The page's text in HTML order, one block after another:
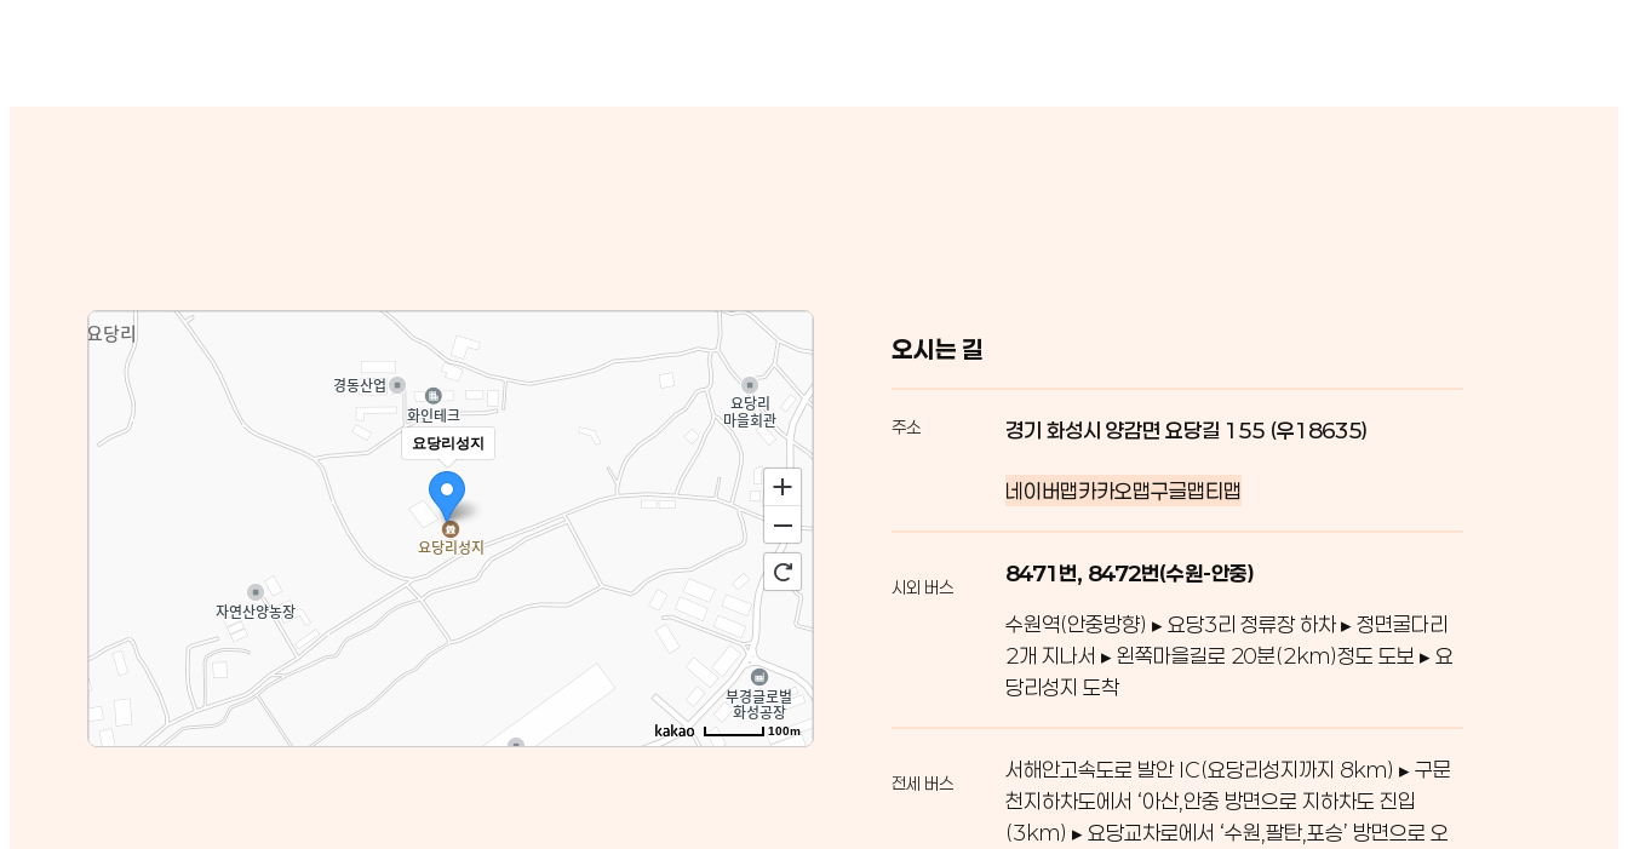
요당리성지
100m
오시는 길
주소 경기 화성시 양감면 요당길 155 (우18635)
네이버맵카카오맵구글맵티맵
시외 버스
8471번, 8472번(수원-안중)
수원역(안중방향) ▸ 요당3리 정류장 하차 ▸ 정면굴다리
2개 지나서 ▸ 왼쪽마을길로 20분(2km)정도 도보 ▸ 요
당리성지 도착
전세 버스
서해안고속도로 발안 IC(요당리성지까지 8km) ▸ 구문
천지하차도에서 ‘아산,안중 방면으로 지하차도 진입
(3km) ▸ 요당교차로에서 ‘수원,팔탄,포승’ 방면으로 오